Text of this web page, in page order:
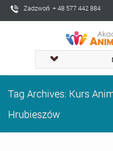
Zadzwoń + 48 577 442 884
Tag Archives: Kurs
Hrubieszów